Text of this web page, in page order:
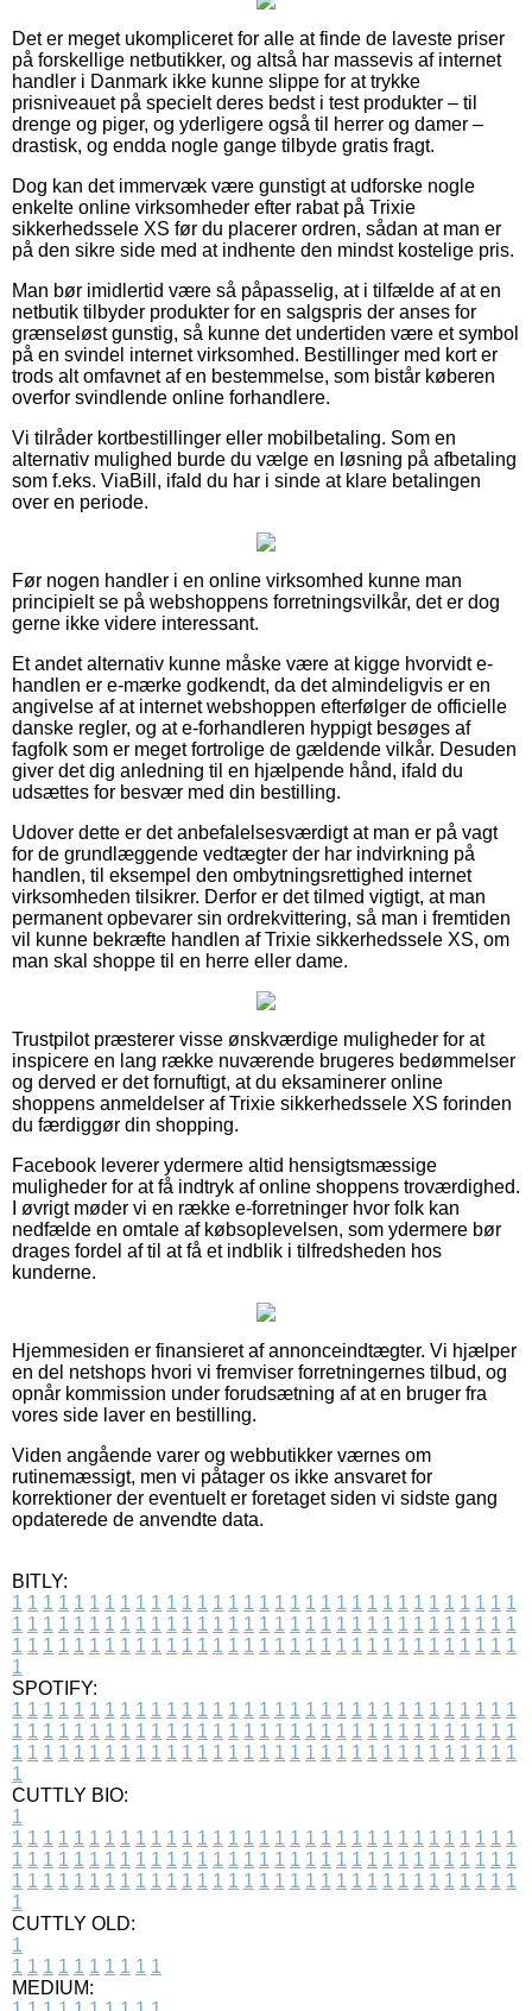
Det er meget ukompliceret for alle at finde de laveste priser
på forskellige netbutikker, og altså har massevis af internet
handler i Danmark ikke kunne slippe for at trykke
prisniveauet på specielt deres bedst i test produkter – til
drenge og piger, og yderligere også til herrer og damer –
drastisk, og endda nogle gange tilbyde gratis fragt.
Dog kan det immervæk være gunstigt at udforske nogle
enkelte online virksomheder efter rabat på Trixie
sikkerhedssele XS før du placerer ordren, sådan at man er
på den sikre side med at indhente den mindst kostelige pris.
Man bør imidlertid være så påpasselig, at i tilfælde af at en
netbutik tilbyder produkter for en salgspris der anses for
grænseløst gunstig, så kunne det undertiden være et symbol
på en svindel internet virksomhed. Bestillinger med kort er
trods alt omfavnet af en bestemmelse, som bistår køberen
overfor svindlende online forhandlere.
Vi tilråder kortbestillinger eller mobilbetaling. Som en
alternativ mulighed burde du vælge en løsning på afbetaling
som f.eks. ViaBill, ifald du har i sinde at klare betalingen
over en periode.
Før nogen handler i en online virksomhed kunne man
principielt se på webshoppens forretningsvilkår, det er dog
gerne ikke videre interessant.
Et andet alternativ kunne måske være at kigge hvorvidt e-
handlen er e-mærke godkendt, da det almindeligvis er en
angivelse af at internet webshoppen efterfølger de officielle
danske regler, og at e-forhandleren hyppigt besøges af
fagfolk som er meget fortrolige de gældende vilkår. Desuden
giver det dig anledning til en hjælpende hånd, ifald du
udsættes for besvær med din bestilling.
Udover dette er det anbefalelsesværdigt at man er på vagt
for de grundlæggende vedtægter der har indvirkning på
handlen, til eksempel den ombytningsrettighed internet
virksomheden tilsikrer. Derfor er det tilmed vigtigt, at man
permanent opbevarer sin ordrekvittering, så man i fremtiden
vil kunne bekræfte handlen af Trixie sikkerhedssele XS, om
man skal shoppe til en herre eller dame.
Trustpilot præsterer visse ønskværdige muligheder for at
inspicere en lang række nuværende brugeres bedømmelser
og derved er det fornuftigt, at du eksaminerer online
shoppens anmeldelser af Trixie sikkerhedssele XS forinden
du færdiggør din shopping.
Facebook leverer ydermere altid hensigtsmæssige
muligheder for at få indtryk af online shoppens troværdighed.
I øvrigt møder vi en række e-forretninger hvor folk kan
nedfælde en omtale af købsoplevelsen, som ydermere bør
drages fordel af til at få et indblik i tilfredsheden hos
kunderne.
Hjemmesiden er finansieret af annonceindtægter. Vi hjælper
en del netshops hvori vi fremviser forretningernes tilbud, og
opnår kommission under forudsætning af at en bruger fra
vores side laver en bestilling.
Viden angående varer og webbutikker værnes om
rutinemæssigt, men vi påtager os ikke ansvaret for
korrektioner der eventuelt er foretaget siden vi sidste gang
opdaterede de anvendte data.
BITLY:
1 1 1 1 1 1 1 1 1 1 1 1 1 1 1 1 1 1 1 1 1 1 1 1 1 1 1 1 1 1 1 1 1
1 1 1 1 1 1 1 1 1 1 1 1 1 1 1 1 1 1 1 1 1 1 1 1 1 1 1 1 1 1 1 1 1
1 1 1 1 1 1 1 1 1 1 1 1 1 1 1 1 1 1 1 1 1 1 1 1 1 1 1 1 1 1 1 1 1
1
SPOTIFY:
1 1 1 1 1 1 1 1 1 1 1 1 1 1 1 1 1 1 1 1 1 1 1 1 1 1 1 1 1 1 1 1 1
1 1 1 1 1 1 1 1 1 1 1 1 1 1 1 1 1 1 1 1 1 1 1 1 1 1 1 1 1 1 1 1 1
1 1 1 1 1 1 1 1 1 1 1 1 1 1 1 1 1 1 1 1 1 1 1 1 1 1 1 1 1 1 1 1 1
1
CUTTLY BIO:
1
1 1 1 1 1 1 1 1 1 1 1 1 1 1 1 1 1 1 1 1 1 1 1 1 1 1 1 1 1 1 1 1 1
1 1 1 1 1 1 1 1 1 1 1 1 1 1 1 1 1 1 1 1 1 1 1 1 1 1 1 1 1 1 1 1 1
1 1 1 1 1 1 1 1 1 1 1 1 1 1 1 1 1 1 1 1 1 1 1 1 1 1 1 1 1 1 1 1 1
1
CUTTLY OLD:
1
1 1 1 1 1 1 1 1 1 1
MEDIUM: